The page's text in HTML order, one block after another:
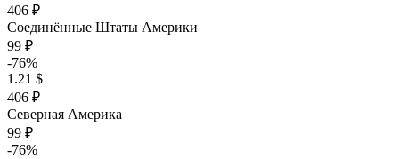
406 ₽
Соединённые Штаты Америки
99 ₽
-76%
1.21 $
406 ₽
Северная Америка
99 ₽
-76%